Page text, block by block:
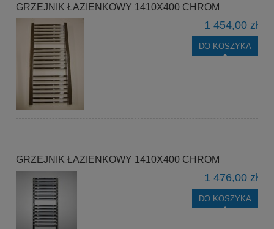
GRZEJNIK ŁAZIENKOWY 1410X400 CHROM
1 454,00 zł
DO KOSZYKA
GRZEJNIK ŁAZIENKOWY 1410X400 CHROM
1 476,00 zł
DO KOSZYKA